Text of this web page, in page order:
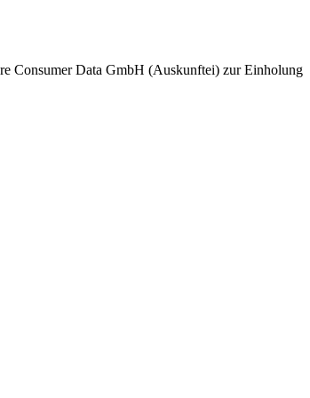
Consumer Data GmbH (Auskunftei) zur Einholung